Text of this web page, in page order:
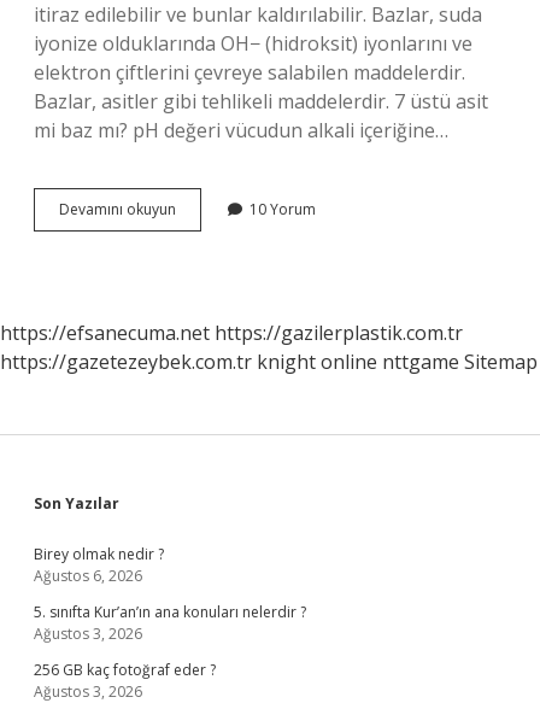
itiraz edilebilir ve bunlar kaldırılabilir. Bazlar, suda
iyonize olduklarında OH− (hidroksit) iyonlarını ve
elektron çiftlerini çevreye salabilen maddelerdir.
Bazlar, asitler gibi tehlikeli maddelerdir. 7 üstü asit
mi baz mı? pH değeri vücudun alkali içeriğine…
Devamını okuyun
Mi
Mı
10 Yorum
https://efsanecuma.net https://gazilerplastik.com.tr
https://gazetezeybek.com.tr knight online nttgame Sitemap
Sidebar
Son Yazılar
Birey olmak nedir ?
Ağustos 6, 2026
5. sınıfta Kur’an’ın ana konuları nelerdir ?
Ağustos 3, 2026
256 GB kaç fotoğraf eder ?
Ağustos 3, 2026